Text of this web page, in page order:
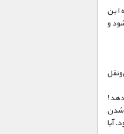
مطمئن بود که این
و
شدن
آیا